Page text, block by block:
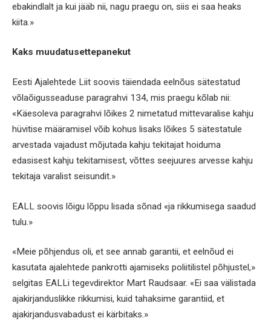
ebakindlalt ja kui jääb nii, nagu praegu on, siis ei saa heaks
kiita.»
Kaks muudatusettepanekut
Eesti Ajalehtede Liit soovis täiendada eelnõus sätestatud
võlaõigusseaduse paragrahvi 134, mis praegu kõlab nii:
«Käesoleva paragrahvi lõikes 2 nimetatud mittevaralise kahju
hüvitise määramisel võib kohus lisaks lõikes 5 sätestatule
arvestada vajadust mõjutada kahju tekitajat hoiduma
edasisest kahju tekitamisest, võttes seejuures arvesse kahju
tekitaja varalist seisundit.»
EALL soovis lõigu lõppu lisada sõnad «ja rikkumisega saadud
tulu.»
«Meie põhjendus oli, et see annab garantii, et eelnõud ei
kasutata ajalehtede pankrotti ajamiseks poliitilistel põhjustel,»
selgitas EALLi tegevdirektor Mart Raudsaar. «Ei saa välistada
ajakirjanduslikke rikkumisi, kuid tahaksime garantiid, et
ajakirjandusvabadust ei kärbitaks.»